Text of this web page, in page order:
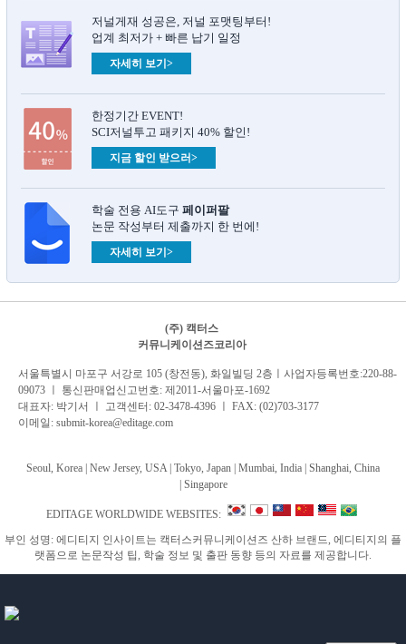
저널게재 성공은, 저널 포맷팅부터!
업계 최저가 + 빠른 납기 일정
자세히 보기>
한정기간 EVENT!
SCI저널투고 패키지 40% 할인!
지금 할인 받으러>
학술 전용 AI도구 페이퍼팔
논문 작성부터 제출까지 한 번에!
자세히 보기>
(주) 캑터스
커뮤니케이션즈코리아
서 울특별시 마포구 서강로 105 (창전동), 화일빌딩 2층 ㅣ사업자등록번호:220-88-
09073 ㅣ 통신판매업신고번호: 제2011-서울마포-1692
대표자: 박기서 ㅣ 고객센터: 02-3478-4396 ㅣ FAX: (02)703-3177
이메일: submit-korea@editage.com
Seoul, Korea | New Jersey, USA | Tokyo, Japan | Mumbai, India | Shanghai, China
Singapore
EDITAGE WORLDWIDE WEBSITES:
부인 성명: 에디티지 인사이트는 캑터스커뮤니케이션즈 산하 브랜드, 에디티지의 플
랫폼으로 논문작성 팁, 학술 정보 및 출판 동향 등의 자료를 제공합니다.